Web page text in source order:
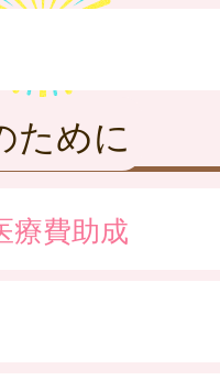
ために
療費助成